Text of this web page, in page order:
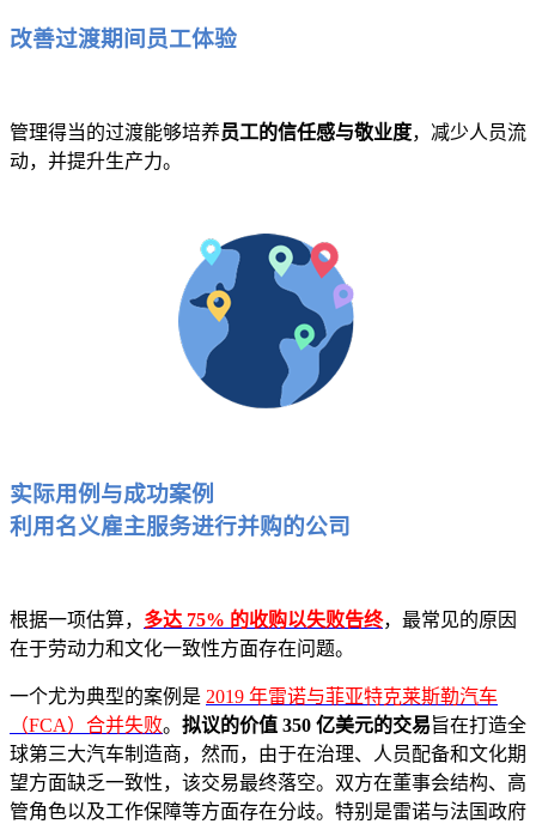
改善过渡期间员工体验
管理得当的过渡能够培养员工的信任感与敬业度，减少人员流
动，并提升生产力。
实际用例与成功案例
利用名义雇主服务进行并购的公司
根据一项估算， 多达 75% 的收购以失败告终，最常见的原因
在于劳动力和文化一致性方面存在问题。
一个尤为典型的案例是 2019 年雷诺与菲亚特克莱斯勒汽车
（FCA）合并失败。 拟议的价值 350 亿美元的交易旨在打造全
球第三大汽车制造商，然而，由于在治理、人员配备和文化期
望方面缺乏一致性，该交易最终落空。双方在董事会结构、高
管角色以及工作保障等方面存在分歧。特别是雷诺与法国政府